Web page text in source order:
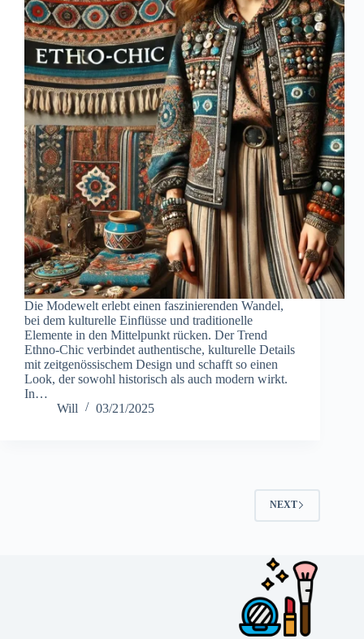
Die Modewelt erlebt einen faszinierenden Wandel,
bei dem kulturelle Einflüsse und traditionelle
Elemente in den Mittelpunkt rücken. Der Trend
Ethno-Chic verbindet authentische, kulturelle Details
mit zeitgenössischem Design und schafft so einen
Look, der sowohl historisch als auch modern wirkt.
In…
Will
03/21/2025
NEXT